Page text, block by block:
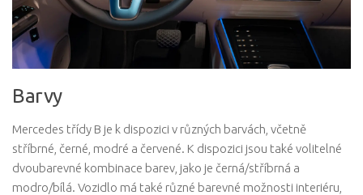
Barvy
Mercedes třídy B je k dispozici v různých barvách, včetně
stříbrné, černé, modré a červené. K dispozici jsou také volitelné
dvoubarevné kombinace barev, jako je černá/stříbrná a
modro/bílá. Vozidlo má také různé barevné možnosti interiéru,